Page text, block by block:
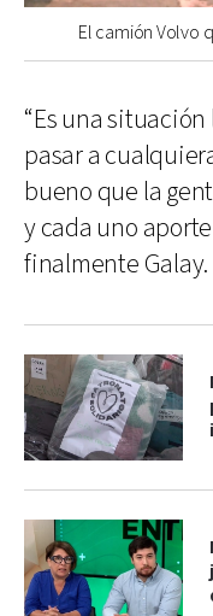
El camión Volvo
“Es una
pasar a
bueno que la
y cada uno
finalmente Galay.